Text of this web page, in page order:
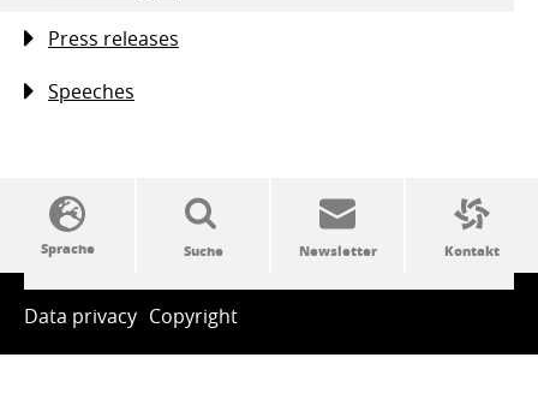
Press releases
Speeches
SSW-Politik von A bis Z
Data privacy Copyright